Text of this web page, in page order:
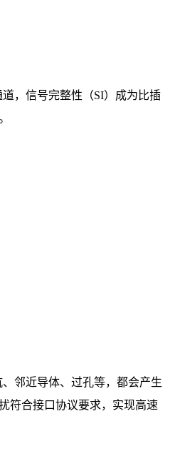
，信号完整性（SI）成为比插
邻近导体、过孔等，都会产生
符合接口协议要求，实现高速